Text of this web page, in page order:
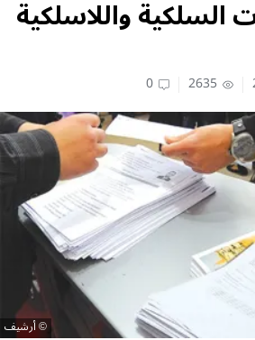
السلكية واللاسلكية
2635
0
أرشيف